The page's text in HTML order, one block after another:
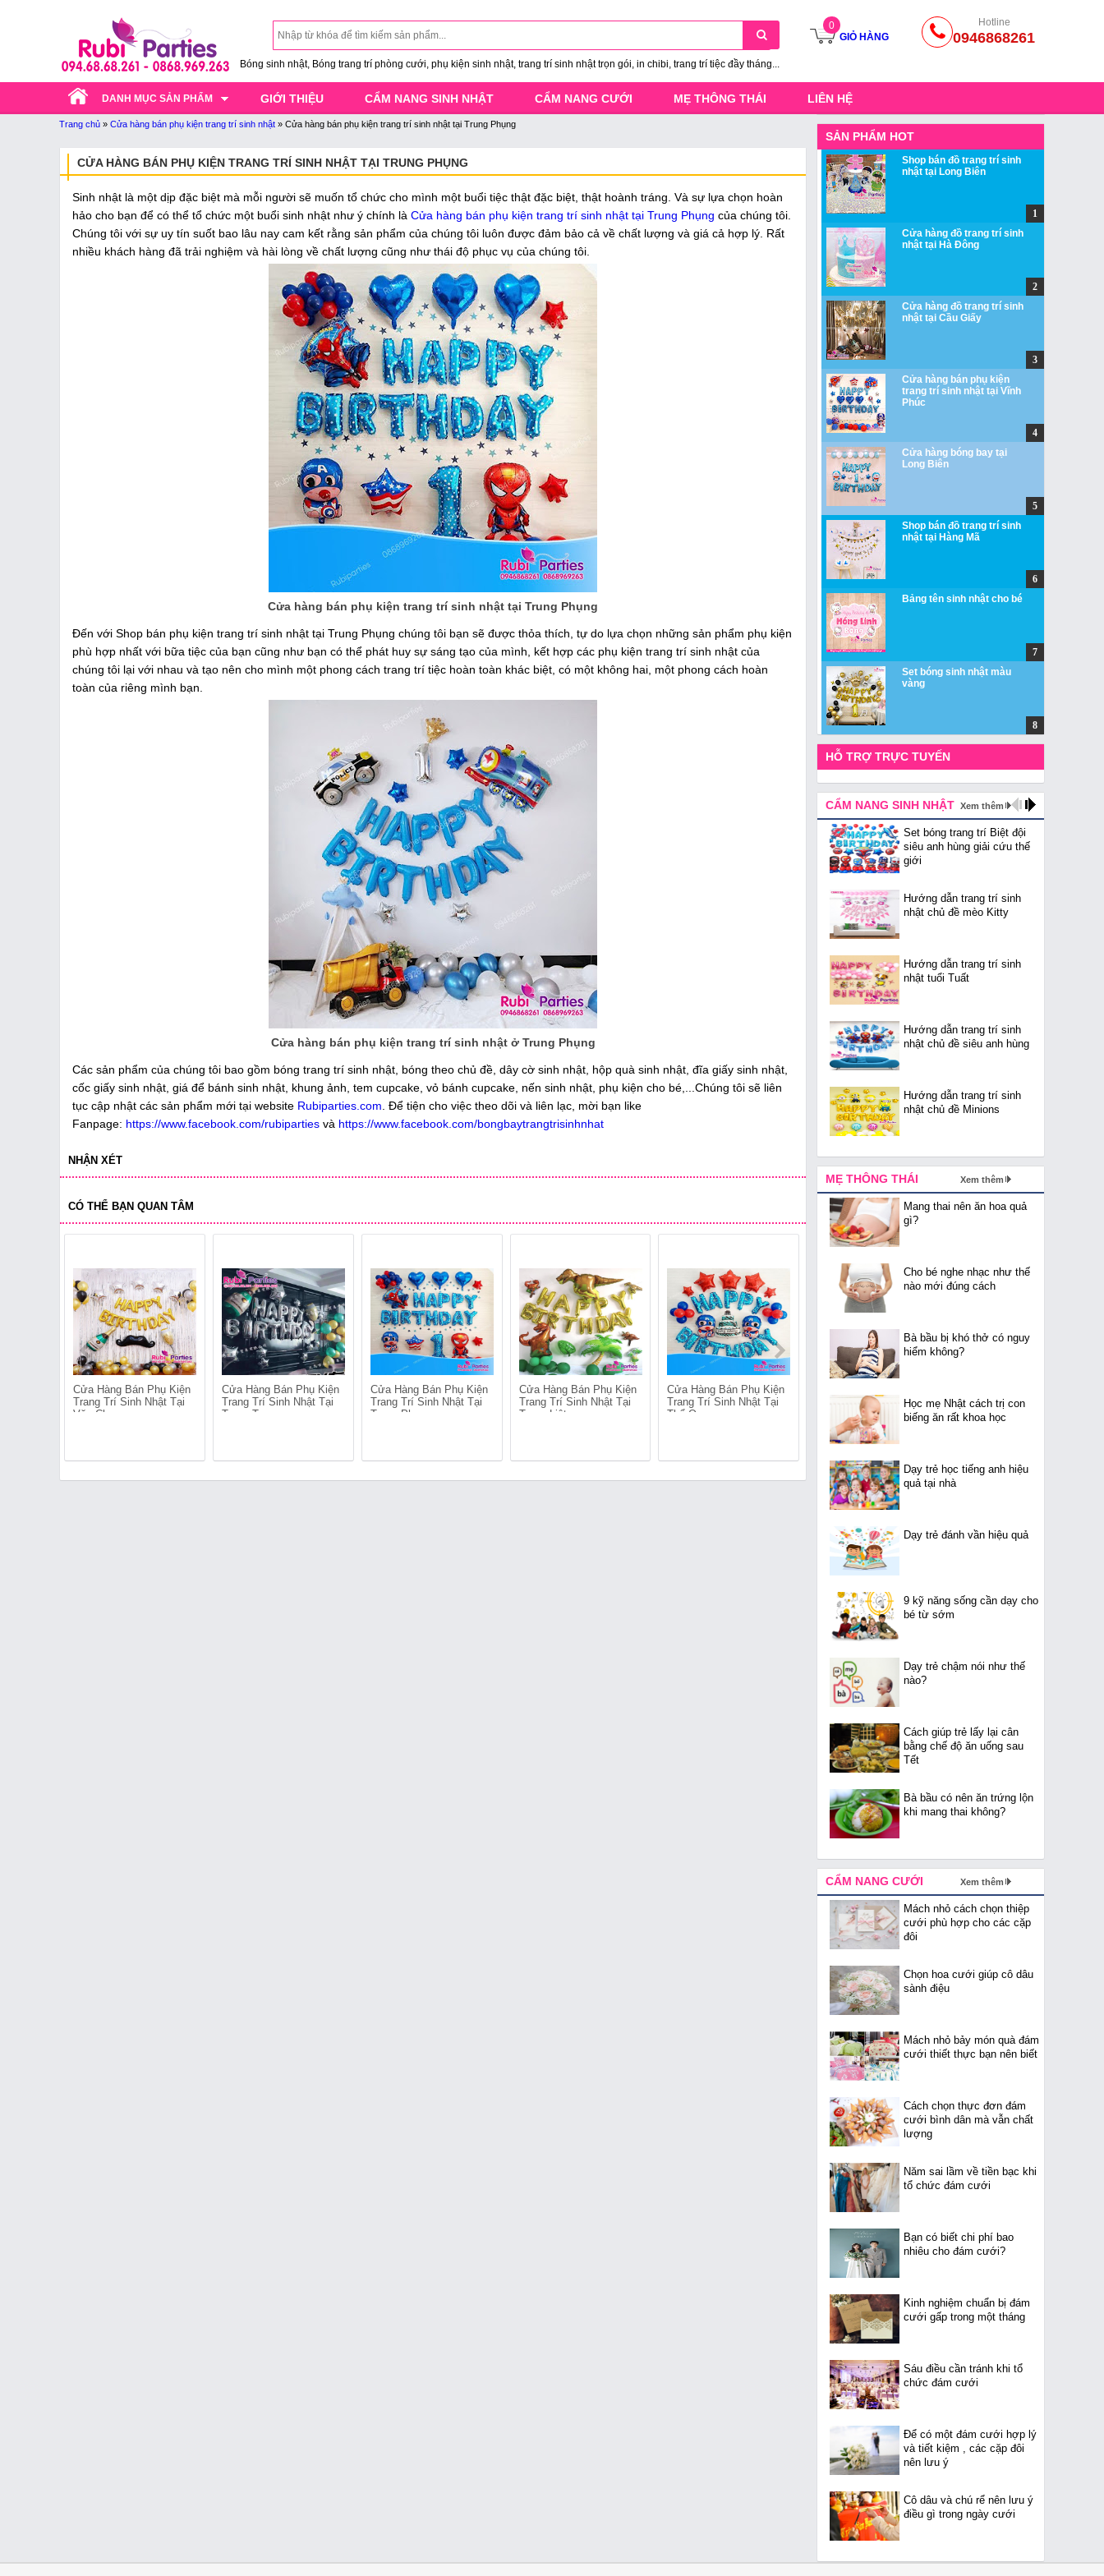
Bóng sinh nhật, Bóng trang trí phòng cưới, phụ kiện sinh nhật, trang trí sinh nhật trọn gói, in chibi, trang trí tiệc đầy tháng...
0
GIỎ HÀNG
Hotline
0946868261
DANH MỤC SẢN PHẨM GIỚI THIỆU CẨM NANG SINH NHẬT CẨM NANG CƯỚI MẸ THÔNG THÁI LIÊN HỆ
Trang chủ » Cửa hàng bán phụ kiện trang trí sinh nhật » Cửa hàng bán phụ kiện trang trí sinh nhật tại Trung Phụng
CỬA HÀNG BÁN PHỤ KIỆN TRANG TRÍ SINH NHẬT TẠI TRUNG PHỤNG
Sinh nhật là một dịp đặc biệt mà mỗi người sẽ muốn tổ chức cho mình một buổi tiệc thật đặc biệt, thật hoành tráng. Và sự lựa chọn hoàn
hảo cho bạn để có thể tổ chức một buổi sinh nhật như ý chính là Cửa hàng bán phụ kiện trang trí sinh nhật tại Trung Phụng của chúng tôi.
Chúng tôi với sự uy tín suốt bao lâu nay cam kết rằng sản phẩm của chúng tôi luôn được đảm bảo cả về chất lượng và giá cả hợp lý. Rất
nhiều khách hàng đã trải nghiệm và hài lòng về chất lượng cũng như thái độ phục vụ của chúng tôi.
Cửa hàng bán phụ kiện trang trí sinh nhật tại Trung Phụng
Đến với Shop bán phụ kiện trang trí sinh nhật tại Trung Phụng chúng tôi bạn sẽ được thỏa thích, tự do lựa chọn những sản phẩm phụ kiện
phù hợp nhất với bữa tiệc của bạn cũng như bạn có thể phát huy sự sáng tạo của mình, kết hợp các phụ kiện trang trí sinh nhật của
chúng tôi lại với nhau và tạo nên cho mình một phong cách trang trí tiệc hoàn toàn khác biệt, có một không hai, một phong cách hoàn
toàn của riêng mình bạn.
Cửa hàng bán phụ kiện trang trí sinh nhật ở Trung Phụng
Các sản phẩm của chúng tôi bao gồm bóng trang trí sinh nhật, bóng theo chủ đề, dây cờ sinh nhật, hộp quà sinh nhật, đĩa giấy sinh nhật,
cốc giấy sinh nhật, giá để bánh sinh nhật, khung ảnh, tem cupcake, vỏ bánh cupcake, nến sinh nhật, phụ kiện cho bé,...Chúng tôi sẽ liên
tục cập nhật các sản phẩm mới tại website Rubiparties.com . Để tiện cho việc theo dõi và liên lạc, mời bạn like
Fanpage: https://www.facebook.com/rubiparties và https://www.facebook.com/bongbaytrangtrisinhnhat
NHẬN XÉT
CÓ THỂ BẠN QUAN TÂM
Cửa Hàng Bán Phụ Kiện
Trang Trí Sinh Nhật Tại
Văn Chương
Cửa Hàng Bán Phụ Kiện
Trang Trí Sinh Nhật Tại
Trung Tự
Cửa Hàng Bán Phụ Kiện
Trang Trí Sinh Nhật Tại
Trung Phụng
Cửa Hàng Bán Phụ Kiện
Trang Trí Sinh Nhật Tại
Trung Liệt
Cửa Hàng Bán Phụ Kiện
Trang Trí Sinh Nhật Tại
Thổ Quan
Trang Trí Sinh Nhật Tại
Quốc Tử Giám
Trang Trí Sinh Nhật Tại
Quang Trung
SẢN PHẨM HOT
Shop bán đồ trang trí sinh
nhật tại Long Biên
Cửa hàng đồ trang trí sinh
nhật tại Hà Đông
Cửa hàng đồ trang trí sinh
nhật tại Cầu Giấy
Cửa hàng bán phụ kiện
trang trí sinh nhật tại Vĩnh
Phúc
Cửa hàng bóng bay tại
Long Biên
Shop bán đồ trang trí sinh
nhật tại Hàng Mã
Bảng tên sinh nhật cho bé
Set bóng sinh nhật màu
vàng
HỖ TRỢ TRỰC TUYẾN
CẨM NANG SINH NHẬT Xem thêm
Set bóng trang trí Biệt đội
siêu anh hùng giải cứu thế
giới
Hướng dẫn trang trí sinh
nhật chủ đề mèo Kitty
Hướng dẫn trang trí sinh
nhật tuổi Tuất
Hướng dẫn trang trí sinh
nhật chủ đề siêu anh hùng
Hướng dẫn trang trí sinh
nhật chủ đề Minions
MẸ THÔNG THÁI Xem thêm
Mang thai nên ăn hoa quả
gì?
Cho bé nghe nhạc như thế
nào mới đúng cách
Bà bầu bị khó thở có nguy
hiểm không?
Học mẹ Nhật cách trị con
biếng ăn rất khoa học
Dạy trẻ học tiếng anh hiệu
quả tại nhà
Dạy trẻ đánh vần hiệu quả
9 kỹ năng sống cần dạy cho
bé từ sớm
Dạy trẻ chậm nói như thế
nào?
Cách giúp trẻ lấy lại cân
bằng chế độ ăn uống sau
Tết
Bà bầu có nên ăn trứng lộn
khi mang thai không?
CẨM NANG CƯỚI Xem thêm
Mách nhỏ cách chọn thiệp
cưới phù hợp cho các cặp
đôi
Chọn hoa cưới giúp cô dâu
sành điệu
Mách nhỏ bảy món quà đám
cưới thiết thực bạn nên biết
Cách chọn thực đơn đám
cưới bình dân mà vẫn chất
lượng
Năm sai lầm về tiền bạc khi
tổ chức đám cưới
Bạn có biết chi phí bao
nhiêu cho đám cưới?
Kinh nghiệm chuẩn bị đám
cưới gấp trong một tháng
Sáu điều cần tránh khi tổ
chức đám cưới
Để có một đám cưới hợp lý
và tiết kiệm , các cặp đôi
nên lưu ý
Cô dâu và chú rể nên lưu ý
điều gì trong ngày cưới